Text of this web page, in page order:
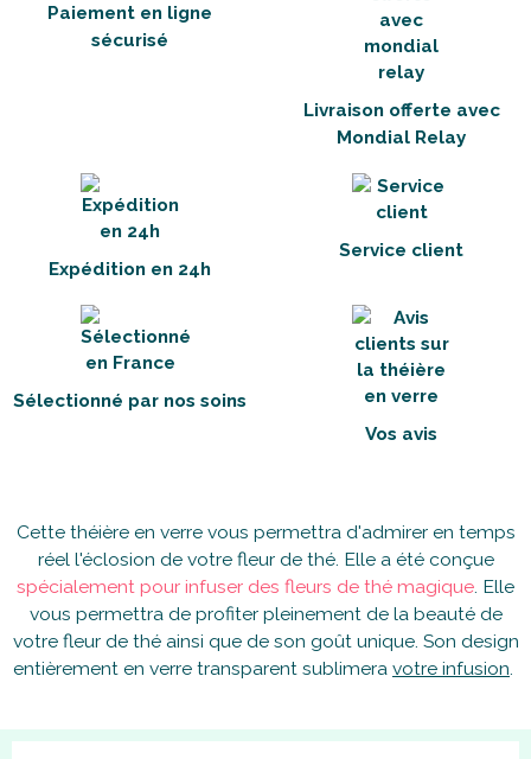
Paiement en ligne
sécurisé
Livraison offerte avec
Mondial Relay
Expédition en 24h
Service client
Sélectionné par nos soins
Vos avis
Cette théière en verre vous permettra d'admirer en temps
réel l'éclosion de votre fleur de thé. Elle a été conçue
spécialement pour infuser des fleurs de thé magique . Elle
vous permettra de profiter pleinement de la beauté de
votre fleur de thé ainsi que de son goût unique. Son design
entièrement en verre transparent sublimera votre infusion